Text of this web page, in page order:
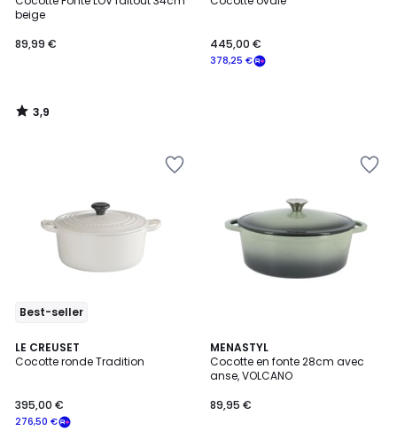
beige
89,99 €
3,9
/
378,25 €
445,00 €
Best-seller
LE CREUSET
Cocotte ronde Tradition
276,50 €
395,00 €
MENASTYL
Cocotte en fonte 28cm avec
anse, VOLCANO
89,95 €